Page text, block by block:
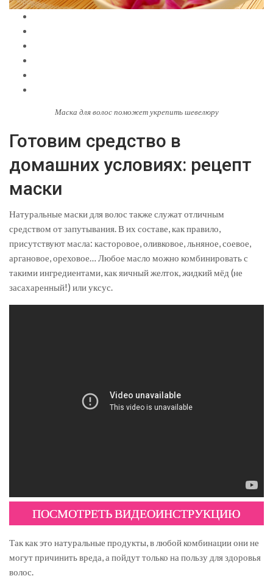
Маска для волос поможет укрепить шевелюру
Готовим средство в
домашних условиях: рецепт
маски
Натуральные маски для волос также служат отличным
средством от запутывания. В их составе, как правило,
присутствуют масла: касторовое, оливковое, льняное, соевое,
аргановое, ореховое… Любое масло можно комбинировать с
такими ингредиентами, как яичный желток, жидкий мёд (не
засахаренный!) или уксус.
ПОСМОТРЕТЬ ВИДЕОИНСТРУКЦИЮ
Так как это натуральные продукты, в любой комбинации они не
могут причинить вреда, а пойдут только на пользу для здоровья
волос.